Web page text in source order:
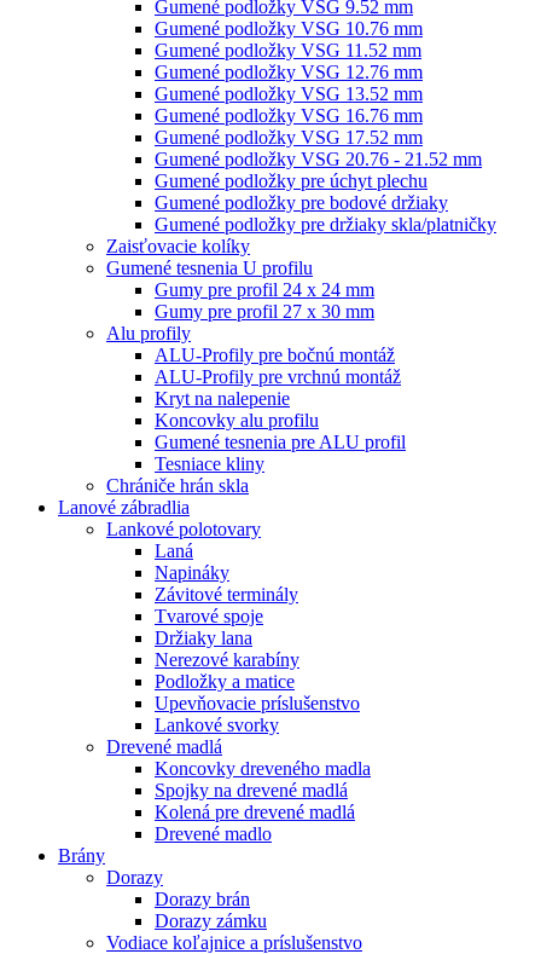
Gumené podložky VSG 9.52 mm
Gumené podložky VSG 10.76 mm
Gumené podložky VSG 11.52 mm
Gumené podložky VSG 12.76 mm
Gumené podložky VSG 13.52 mm
Gumené podložky VSG 16.76 mm
Gumené podložky VSG 17.52 mm
Gumené podložky VSG 20.76 - 21.52 mm
Gumené podložky pre úchyt plechu
Gumené podložky pre bodové držiaky
Gumené podložky pre držiaky skla/platničky
Zaisťovacie kolíky
Gumené tesnenia U profilu
Gumy pre profil 24 x 24 mm
Gumy pre profil 27 x 30 mm
Alu profily
ALU-Profily pre bočnú montáž
ALU-Profily pre vrchnú montáž
Kryt na nalepenie
Koncovky alu profilu
Gumené tesnenia pre ALU profil
Tesniace kliny
Chrániče hrán skla
Lanové zábradlia
Lankové polotovary
Laná
Napináky
Závitové terminály
Tvarové spoje
Držiaky lana
Nerezové karabíny
Podložky a matice
Upevňovacie príslušenstvo
Lankové svorky
Drevené madlá
Koncovky dreveného madla
Spojky na drevené madlá
Kolená pre drevené madlá
Drevené madlo
Brány
Dorazy
Dorazy brán
Dorazy zámku
Vodiace koľajnice a príslušenstvo